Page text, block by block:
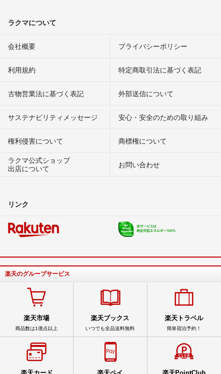
ラクマについて
会社概要 プライバシーポリシー
利用規約 特定商取引法に基づく表記
古物営業法に基づく表記 外部送信について
サステナビリティメッセージ 安心・安全のための取り組み
権利侵害について
商標権について
ラクマ公式ショップ
出店について
お問い合わせ
リンク
楽天のグループサービス
楽天市場
商品数は1億点以上
楽天ブックス
いつでも全品送料無料
楽天トラベル
簡単宿泊予約！